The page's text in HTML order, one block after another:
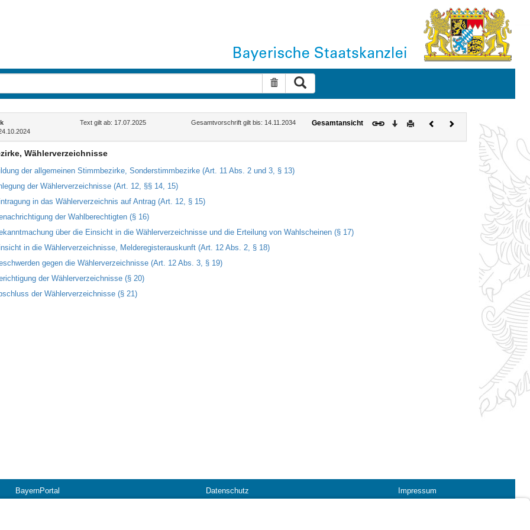
Suche zurücksetzen
Text gilt ab: 17.07.2025
Gesamtvorschrift gilt bis: 14.11.2034
Gesamtansicht Download
DruckenVorherigesNächstes
Dokument
Wählerverzeichnisse
der allgemeinen Stimmbezirke, Sonderstimmbezirke (Art. 11 Abs. 2 und 3, § 13)
der Wählerverzeichnisse (Art. 12, §§ 14, 15)
in das Wählerverzeichnis auf Antrag (Art. 12, § 15)
der Wahlberechtigten (§ 16)
über die Einsicht in die Wählerverzeichnisse und die Erteilung von Wahlscheinen (§ 17)
in die Wählerverzeichnisse, Melderegisterauskunft (Art. 12 Abs. 2, § 18)
gegen die Wählerverzeichnisse (Art. 12 Abs. 3, § 19)
der Wählerverzeichnisse (§ 20)
der Wählerverzeichnisse (§ 21)
BayernPortal Datenschutz
Impressum